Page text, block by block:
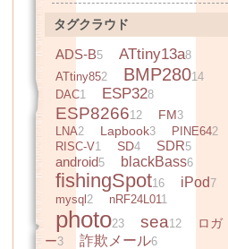
タグクラウド
ADS-B5 ATtiny13a8
ATtiny852 BMP28014
DAC1 ESP328
ESP826612 FM3
LNA2 Lapbook3 PINE642
RISC-V1 SD4 SDR5
android5 blackBass6
fishingSpot16 iPod7
mysql 2 nRF24L011
photo23 sea12
ロガ
ー3 詐欺メール6